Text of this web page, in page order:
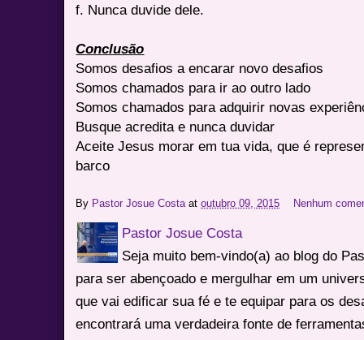
f. Nunca duvide dele.
Conclusão
Somos desafios a encarar novo desafios
Somos chamados para ir ao outro lado
Somos chamados para adquirir novas
Busque acredita e nunca duvidar
Aceite Jesus morar em tua vida, que é
barco
By Pastor Josue Costa atoutubro 09, 2015 Nenhum
Pastor Josue Costa
Seja muito bem-vindo(a) ao blog do
para ser abençoado e mergulhar em um
que vai edificar sua fé e te equipar para os
encontrará uma verdadeira fonte de